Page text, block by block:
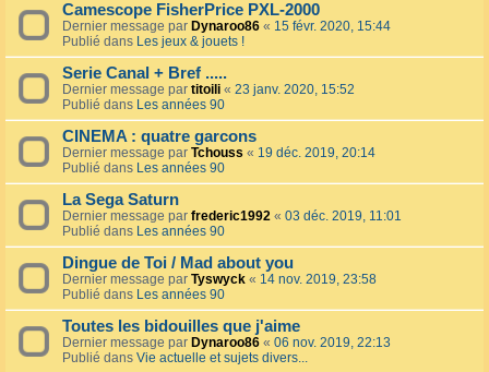
Camescope FisherPrice PXL-2000
Dernier message par Dynaroo86 « 15 févr. 2020, 15:44
Publié dans Les jeux & jouets !
Serie Canal + Bref .....
Dernier message par titoili « 23 janv. 2020, 15:52
Publié dans Les années 90
CINEMA : quatre garcons
Dernier message par Tchouss « 19 déc. 2019, 20:14
Publié dans Les années 90
La Sega Saturn
Dernier message par frederic1992 « 03 déc. 2019, 11:01
Publié dans Les années 90
Dingue de Toi / Mad about you
Dernier message par Tyswyck « 14 nov. 2019, 23:58
Publié dans Les années 90
Toutes les bidouilles que j'aime
Dernier message par Dynaroo86 « 06 nov. 2019, 22:13
Publié dans Vie actuelle et sujets divers...